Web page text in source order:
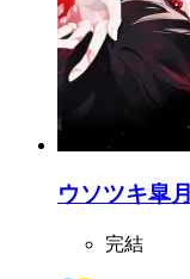
ウソツキ皐
完結